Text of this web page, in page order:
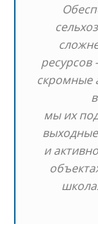
скромные
мы их
и